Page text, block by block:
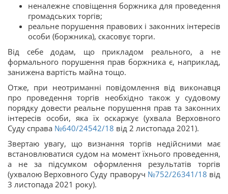
неналежне сповіщення боржника для проведення
громадських торгів;
реальне порушення правових і законних інтересів
особи (боржника), скасовує торги.
Від себе додам, що прикладом реального, а не
формального порушення прав боржника є, наприклад,
занижена вартість майна тощо.
Отже, при неотриманні повідомлення від виконавця
про проведення торгів необхідно також у судовому
порядку довести реальне порушення прав та законних
інтересів особи, яка їх оскаржує (ухвала Верховного
Суду справа №640/24542/18 від 2 листопада 2021).
Звертаю увагу, що визнання торгів недійсними має
встановлюватися судом на момент їхнього проведення,
а не за підсумком оформлення результатів торгів
(ухвалою Верховного Суду праворуч №752/26341/18 від
3 листопада 2021 року).